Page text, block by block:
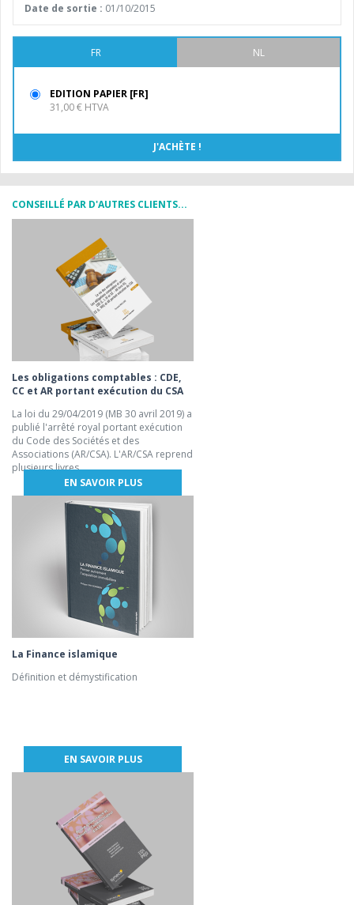
Date de sortie : 01/10/2015
FR NL
EDITION PAPIER [FR]
31,00 € HTVA
CONSEILLÉ PAR D'AUTRES CLIENTS...
Les obligations comptables : CDE,
CC et AR portant exécution du CSA
La loi du 29/04/2019 (MB 30 avril 2019) a
publié l'arrêté royal portant exécution
du Code des Sociétés et des
Associations (AR/CSA). L'AR/CSA reprend
plusieurs livres.
EN SAVOIR PLUS
La Finance islamique
Définition et démystification
EN SAVOIR PLUS